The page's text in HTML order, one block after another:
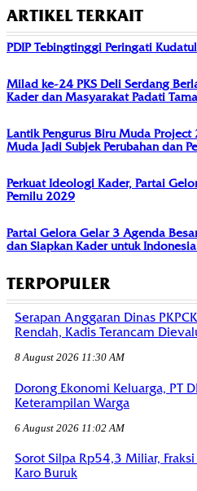
ARTIKEL TERKAIT
PDIP Tebingtinggi Peringati
Milad ke-24 PKS Deli Serdang
Kader dan Masyarakat Padati
Lantik Pengurus Biru Muda
Muda Jadi Subjek Perubahan dan
Perkuat Ideologi Kader, Partai
Pemilu 2029
Partai Gelora Gelar 3 Agenda
dan Siapkan Kader untuk
TERPOPULER
Serapan Anggaran Dinas
Rendah, Kadis Terancam
8 August 2026 11:30 AM
Dorong Ekonomi Keluarga, PT
Keterampilan Warga
6 August 2026 11:02 AM
Sorot Silpa Rp54,3 Miliar, Fraksi
Karo Buruk